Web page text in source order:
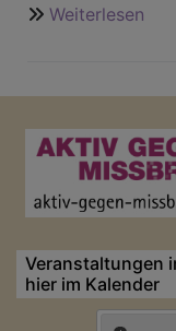
Weiterlesen
hat
Veranstaltungen
hier im Kalender